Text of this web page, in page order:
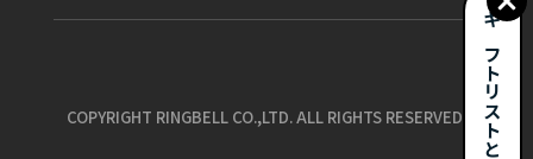
ギフトリストとは？
COPYRIGHT RINGBELL CO.,LTD. ALL RIGHTS RESERVED.